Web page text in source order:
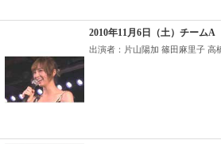
2010年11月6日（土）チームA
出演者：片山陽加 篠田麻里子 高